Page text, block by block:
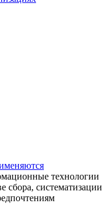
технологии
сбора, систематизации